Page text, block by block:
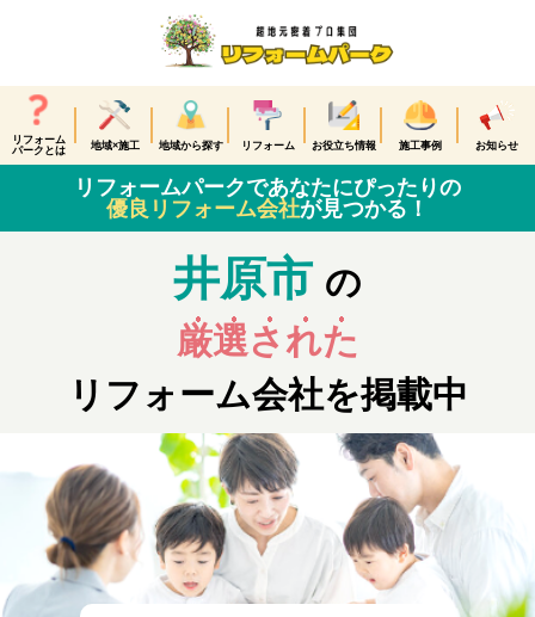
リフォーム
パークとは
地域×施工 地域から探す リフォーム お役立ち情報 施工事例 お知らせ
リフォームパークであなたにぴったりの
優良リフォーム会社が見つかる！
井原市 の
厳選された
リフォーム会社を掲載中